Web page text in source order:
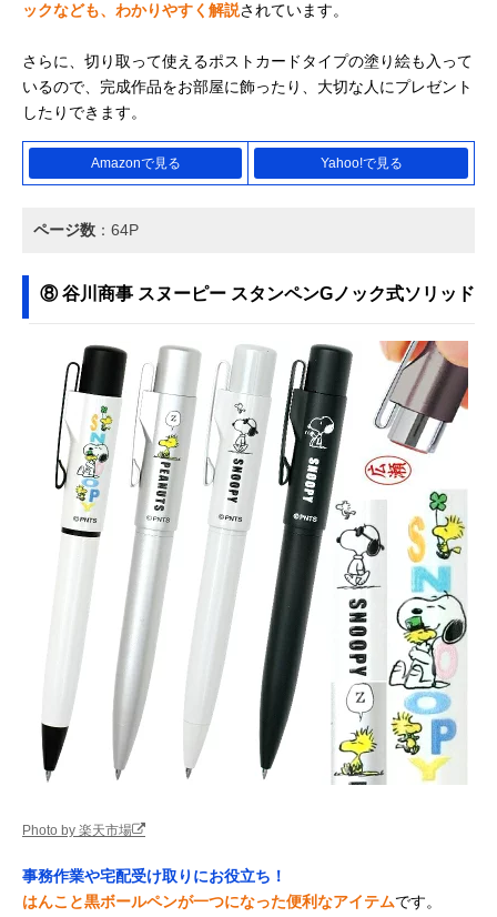
ックなども、わかりやすく解説されています。
さらに、切り取って使えるポストカードタイプの塗り絵も入って
いるので、完成作品をお部屋に飾ったり、大切な人にプレゼント
したりできます。
Amazonで見る Yahoo!で見る
ページ数 ：64P
⑧ 谷川商事 スヌーピー スタンペンGノック式ソリッド
Photo by 楽天市場
事務作業や宅配受け取りにお役立ち！
はんこと黒ボールペンが一つになった便利なアイテムです。